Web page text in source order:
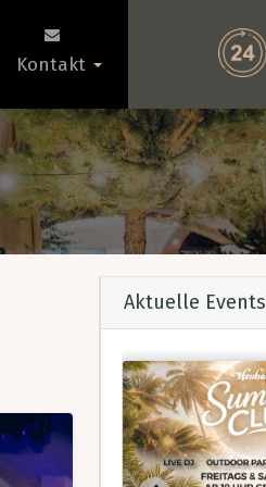
Kontakt
Aktuelle Events